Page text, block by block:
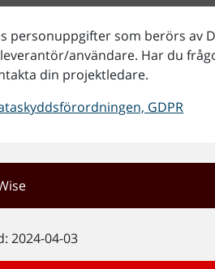
personuppgifter som berörs av
användare. Har du
din projektledare.
GDPR
2024-04-03